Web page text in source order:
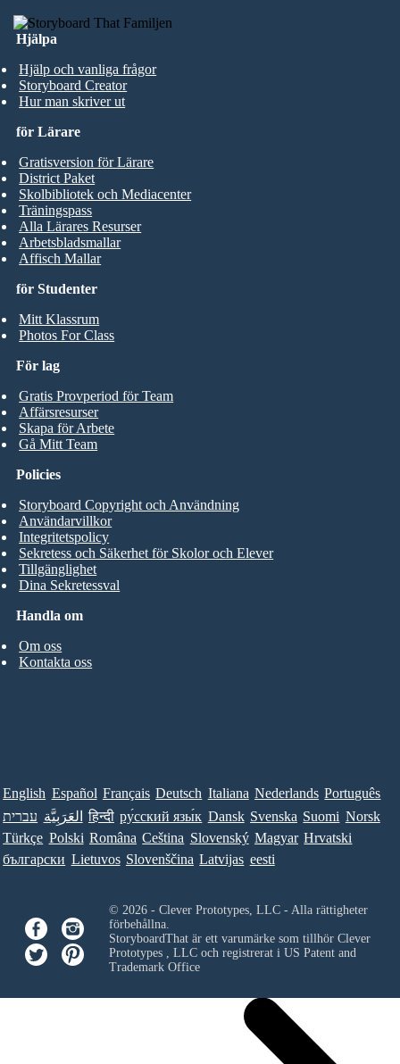
Hjälpa
Hjälp och vanliga frågor
Storyboard Creator
Hur man skriver ut
för Studenter
Mitt Klassrum
Photos For Class
för Lärare
Gratisversion för Lärare
District Paket
Skolbibliotek och Mediacenter
Träningspass
Alla Lärares Resurser
Arbetsbladsmallar
Affisch Mallar
För lag
Gratis Provperiod för Team
Affärsresurser
Skapa för Arbete
Gå Mitt Team
Handla om
Om oss
Kontakta oss
Policies
Storyboard Copyright och Användning
Användarvillkor
Integritetspolicy
Sekretess och Säkerhet för Skolor och Elever
Tillgänglighet
Dina Sekretessval
English Español Français Deutsch Italiana Nederlands Português
עברית العَرَبِيَّة हिन्दी ру́сский язы́к Dansk Svenska Suomi Norsk
Türkçe Polski Româna Ceština Slovenský Magyar Hrvatski
български Lietuvos Slovenščina Latvijas eesti
© 2026 - Clever Prototypes, LLC - Alla rättigheter
förbehållna.
StoryboardThat är ett varumärke som tillhör Clever
Prototypes , LLCoch registrerat i US Patent and
Trademark Office